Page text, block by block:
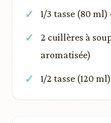
1/3 tasse (80
2 cuillères à
aromatisée)
1/2 tasse (120